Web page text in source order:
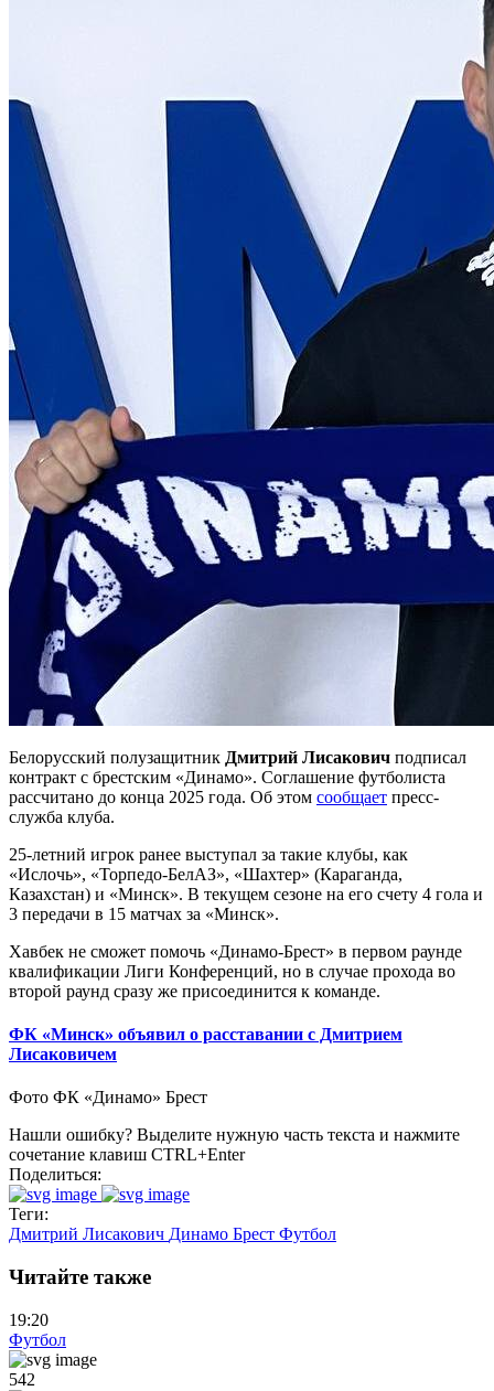
Белорусский полузащитник Дмитрий Лисакович подписал
контракт с брестским «Динамо». Соглашение футболиста
рассчитано до конца 2025 года. Об этом сообщает пресс-
служба клуба.
25-летний игрок ранее выступал за такие клубы, как
«Ислочь», «Торпедо-БелАЗ», «Шахтер» (Караганда,
Казахстан) и «Минск». В текущем сезоне на его счету 4 гола и
3 передачи в 15 матчах за «Минск».
Хавбек не сможет помочь «Динамо-Брест» в первом раунде
квалификации Лиги Конференций, но в случае прохода во
второй раунд сразу же присоединится к команде.
ФК «Минск» объявил о расставании с Дмитрием
Лисаковичем
Фото ФК «Динамо» Брест
Нашли ошибку? Выделите нужную часть текста и нажмите
сочетание клавиш CTRL+Enter
Поделиться:
Теги:
Дмитрий Лисакович Динамо Брест Футбол
Читайте также
19:20
Футбол
542